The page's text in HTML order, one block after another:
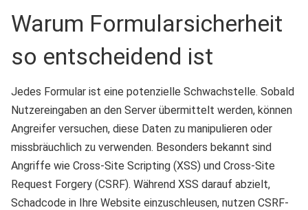
Warum Formularsicherheit
so entscheidend ist
Jedes Formular ist eine potenzielle Schwachstelle. Sobald
Nutzereingaben an den Server übermittelt werden, können
Angreifer versuchen, diese Daten zu manipulieren oder
missbräuchlich zu verwenden. Besonders bekannt sind
Angriffe wie Cross-Site Scripting (XSS) und Cross-Site
Request Forgery (CSRF). Während XSS darauf abzielt,
Schadcode in Ihre Website einzuschleusen, nutzen CSRF-